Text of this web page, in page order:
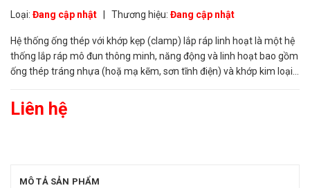
Loại: Đang cập nhật Thương hiệu: Đang cập nhật
Hệ thống ống thép với khớp kẹp (clamp) lắp ráp linh hoạt là một hệ
thống lắp ráp mô đun thông minh, năng động và linh hoạt bao gồm
ống thép tráng nhựa (hoặ mạ kẽm, sơn tĩnh điện) và khớp kim loại.
Liên hệ
MÔ TẢ SẢN PHẨM